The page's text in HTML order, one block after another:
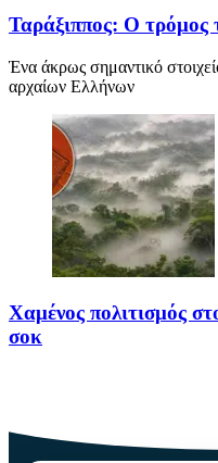
Ταράξιππος: Ο τρόμος
Ένα άκρως σημαντικό
αρχαίων Ελλήνων
Χαμένος πολιτισμός
σοκ